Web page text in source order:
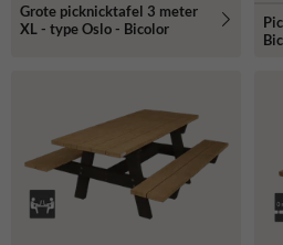
Grote picknicktafel 3 meter
XL - type Oslo - Bicolor